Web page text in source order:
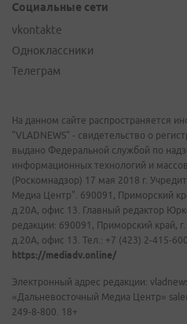
Социальные сети
vkontakte
Одноклассники
Телеграм
На данном сайте распространяется
"VLADNEWS" - свидетельство о
выдано Федеральной службой по
информационных технологий и
(Роскомнадзор) 17 мая 2018 г.
Медиа Центр". 690091, Приморский
д.20А, офис 13. Главный редактор
редакции: 690091, Приморский край,
д.20А, офис 13. Тел.: +7 (423) 2-415-600.
https://mediadv.online/
Электронный адрес редакции:
«Дальневосточный Медиа Центр»
249-8-800. 18+